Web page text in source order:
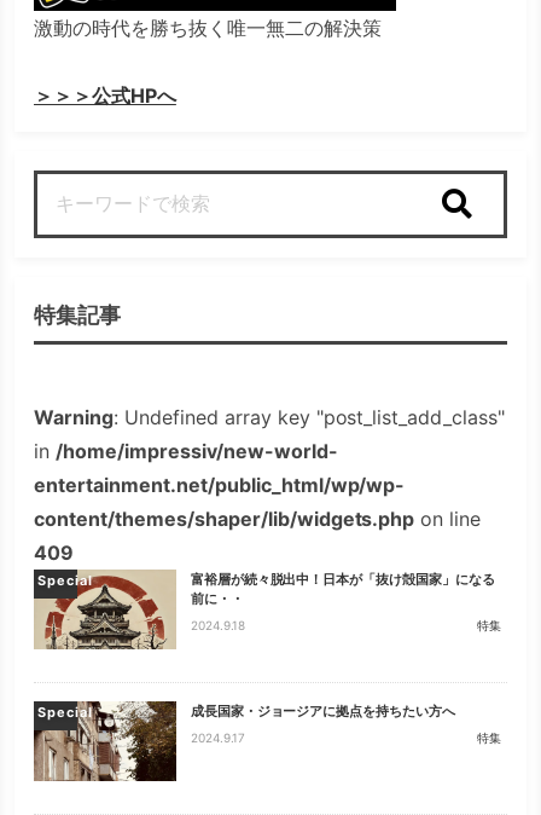
激動の時代を勝ち抜く唯一無二の解決策
＞＞＞公式HPへ
特集記事
Warning: Undefined array key "post_list_add_class"
in /home/impressiv/new-world-
entertainment.net/public_html/wp/wp-
content/themes/shaper/lib/widgets.php on line
409
Special
富裕層が続々脱出中！日本が「抜け殻国家」になる
前に・・
2024.9.18 特集
Special 成長国家・ジョージアに拠点を持ちたい方へ
2024.9.17 特集